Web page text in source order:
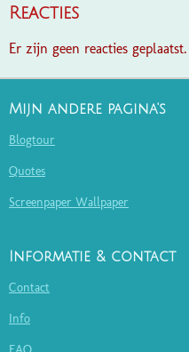
Reacties
Er zijn geen reacties geplaatst.
Mijn andere pagina's
Blogtour
Quotes
Screenpaper Wallpaper
Informatie & contact
Contact
Info